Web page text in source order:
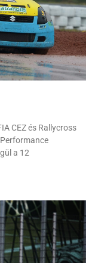
CEZ és Rallycross
a 12